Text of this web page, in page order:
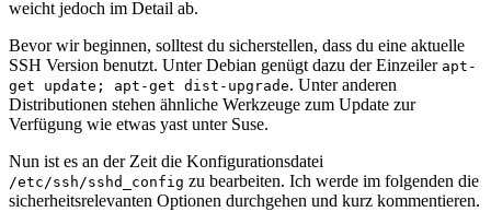
weicht jedoch im Detail ab.
Bevor wir beginnen, solltest du sicherstellen, dass du eine aktuelle
SSH Version benutzt. Unter Debian genügt dazu der Einzeiler apt-
get update; apt-get dist-upgrade. Unter anderen
Distributionen stehen ähnliche Werkzeuge zum Update zur
Verfügung wie etwas yast unter Suse.
Nun ist es an der Zeit die Konfigurationsdatei
/etc/ssh/sshd_config zu bearbeiten. Ich werde im folgenden die
sicherheitsrelevanten Optionen durchgehen und kurz kommentieren.